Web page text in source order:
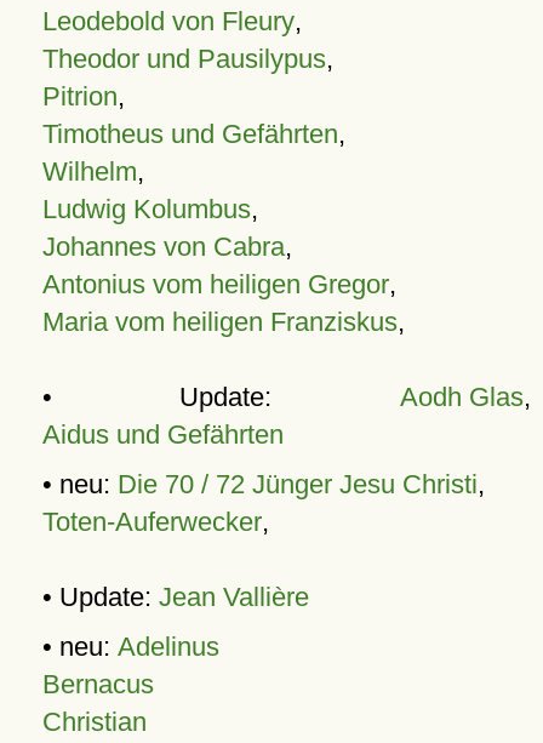
Leodebold von Fleury,
Theodor und Pausilypus,
Pitrion,
Timotheus und Gefährten,
Wilhelm,
Ludwig Kolumbus,
Johannes von Cabra,
Antonius vom heiligen Gregor,
Maria vom heiligen Franziskus,
• Update: Aodh Glas,
Aidus und Gefährten
• neu: Die 70 / 72 Jünger Jesu Christi,
Toten-Auferwecker,
• Update: Jean Vallière
• neu: Adelinus
Bernacus
Christian